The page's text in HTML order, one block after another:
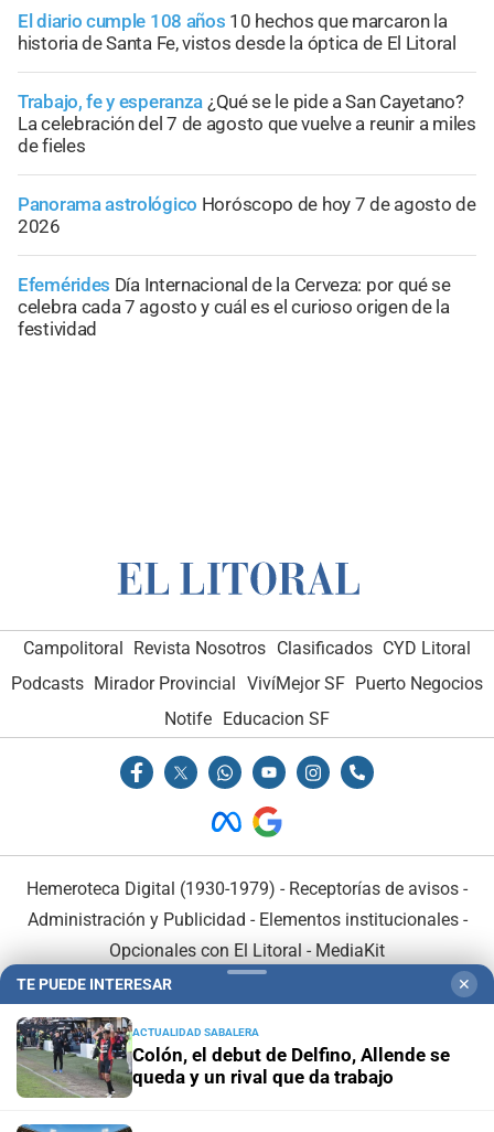
El diario cumple 108 años 10 hechos que marcaron la
historia de Santa Fe, vistos desde la óptica de El Litoral
Trabajo, fe y esperanza ¿Qué se le pide a San Cayetano?
La celebración del 7 de agosto que vuelve a reunir a miles
de fieles
Panorama astrológico Horóscopo de hoy 7 de agosto de
2026
Efemérides Día Internacional de la Cerveza: por qué se
celebra cada 7 agosto y cuál es el curioso origen de la
festividad
Campolitoral Revista Nosotros Clasificados CYD Litoral
Podcasts Mirador Provincial VivíMejor SF Puerto Negocios
Notife Educacion SF
Hemeroteca Digital (1930-1979) - Receptorías de avisos -
Administración y Publicidad - Elementos institucionales-
Opcionales con El Litoral - MediaKit
TE PUEDE INTERESAR ✕
ACTUALIDAD SABALERA
Colón, el debut de Delfino, Allende se
queda y un rival que da trabajo